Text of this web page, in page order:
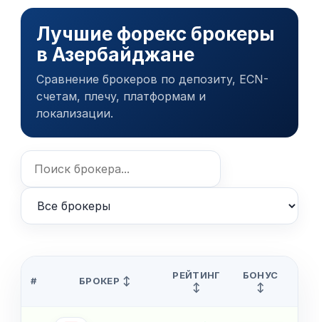
Лучшие форекс брокеры
в Азербайджане
Сравнение брокеров по депозиту, ECN-
счетам, плечу, платформам и
локализации.
# БРОКЕР ↕
РЕЙТИНГ
↕
БОНУС
↕